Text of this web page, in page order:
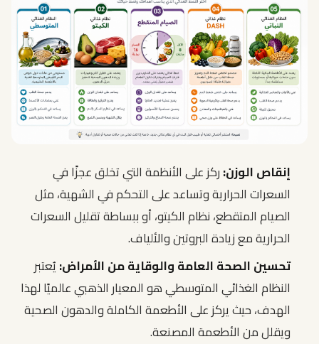
إنقاص الوزن:ركز على الأنظمة التي تخلق عجزًا في
السعرات الحرارية وتساعد على التحكم في الشهية، مثل
الصيام المتقطع، نظام الكيتو، أو ببساطة تقليل السعرات
الحرارية مع زيادة البروتين والألياف.
تحسين الصحة العامة والوقاية من الأمراض:يُعتبر
النظام الغذائي المتوسطي هو المعيار الذهبي عالميًا لهذا
الهدف، حيث يركز على الأطعمة الكاملة والدهون الصحية
ويقلل من الأطعمة المصنعة.